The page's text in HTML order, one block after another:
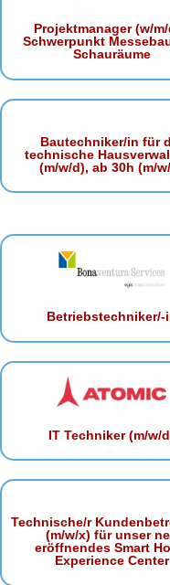
Projektmanager (w/
Schwerpunkt
Schauräume
Bautechniker/in für
technische
(m/w/d), ab 30h (m/
Betriebstechniker/-
IT Techniker (m/w/
Technische/r
(m/w/x) für unser
eröffnendes Smart
Experience Center